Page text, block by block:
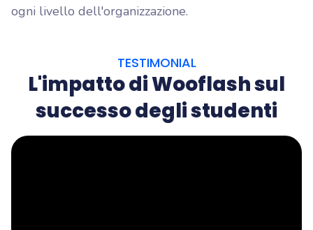
ogni livello dell'organizzazione.
TESTIMONIAL
L'impatto di Wooflash sul
successo degli studenti